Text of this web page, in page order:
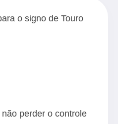
o signo de Touro
perder o controle